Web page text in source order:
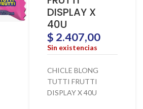
DISPLAY X
40U
$ 2.407,00
Sin existencias
CHICLE BLONG
TUTTI FRUTTI
DISPLAY X 40U